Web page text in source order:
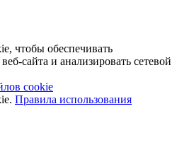
чтобы обеспечивать
сайта и анализировать сетевой
cookie
Правила использования